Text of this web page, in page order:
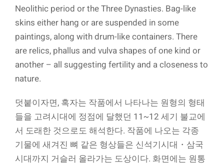
Neolithic period or the Three Dynasties. Bag-like
skins either hang or are suspended in some
paintings, along with drum-like containers. There
are relics, phallus and vulva shapes of one kind or
another – all suggesting fertility and a closeness to
nature.
덧붙이자면, 혹자는 작품에서 나타나는 원형의 형태
들을 고려시대에 정점에 달했던 11~12 세기 불교에
서 도래한 것으로도 해석한다. 작품에 나오는 각종
기물에 새겨진 뼈 같은 형상들은 신석기시대・삼국
시대까지 거슬러 올라가는 도상이다. 화면에는 원통